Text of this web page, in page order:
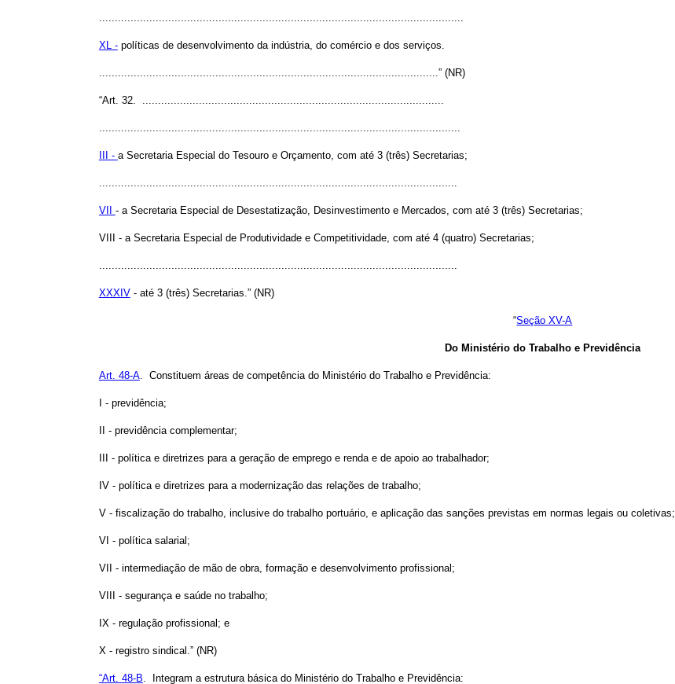
....................................................................................................................
XL -políticas de desenvolvimento da indústria, do comércio e dos serviços.
............................................................................................................” (NR)
“Art. 32. ................................................................................................
...................................................................................................................
III - a Secretaria Especial do Tesouro e Orçamento, com até 3 (três) Secretarias;
..................................................................................................................
VII - a Secretaria Especial de Desestatização, Desinvestimento e Mercados, com até 3 (três) Secretarias;
VIII - a Secretaria Especial de Produtividade e Competitividade, com até 4 (quatro) Secretarias;
..................................................................................................................
XXXIV- até 3 (três) Secretarias.” (NR)
“Seção XV-A
Do Ministério do Trabalho e Previdência
Art. 48-A. Constituem áreas de competência do Ministério do Trabalho e Previdência:
I - previdência;
II - previdência complementar;
III - política e diretrizes para a geração de emprego e renda e de apoio ao trabalhador;
IV - política e diretrizes para a modernização das relações de trabalho;
V - fiscalização do trabalho, inclusive do trabalho portuário, e aplicação das sanções previstas em normas legais ou coletivas;
VI - política salarial;
VII - intermediação de mão de obra, formação e desenvolvimento profissional;
VIII - segurança e saúde no trabalho;
IX - regulação profissional; e
X - registro sindical.” (NR)
“Art. 48-B. Integram a estrutura básica do Ministério do Trabalho e Previdência: